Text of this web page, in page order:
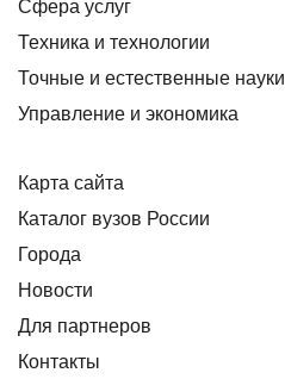
Сфера услуг
Техника и технологии
Точные и естественные науки
Управление и экономика
Карта сайта
Каталог вузов России
Города
Новости
Для партнеров
Контакты